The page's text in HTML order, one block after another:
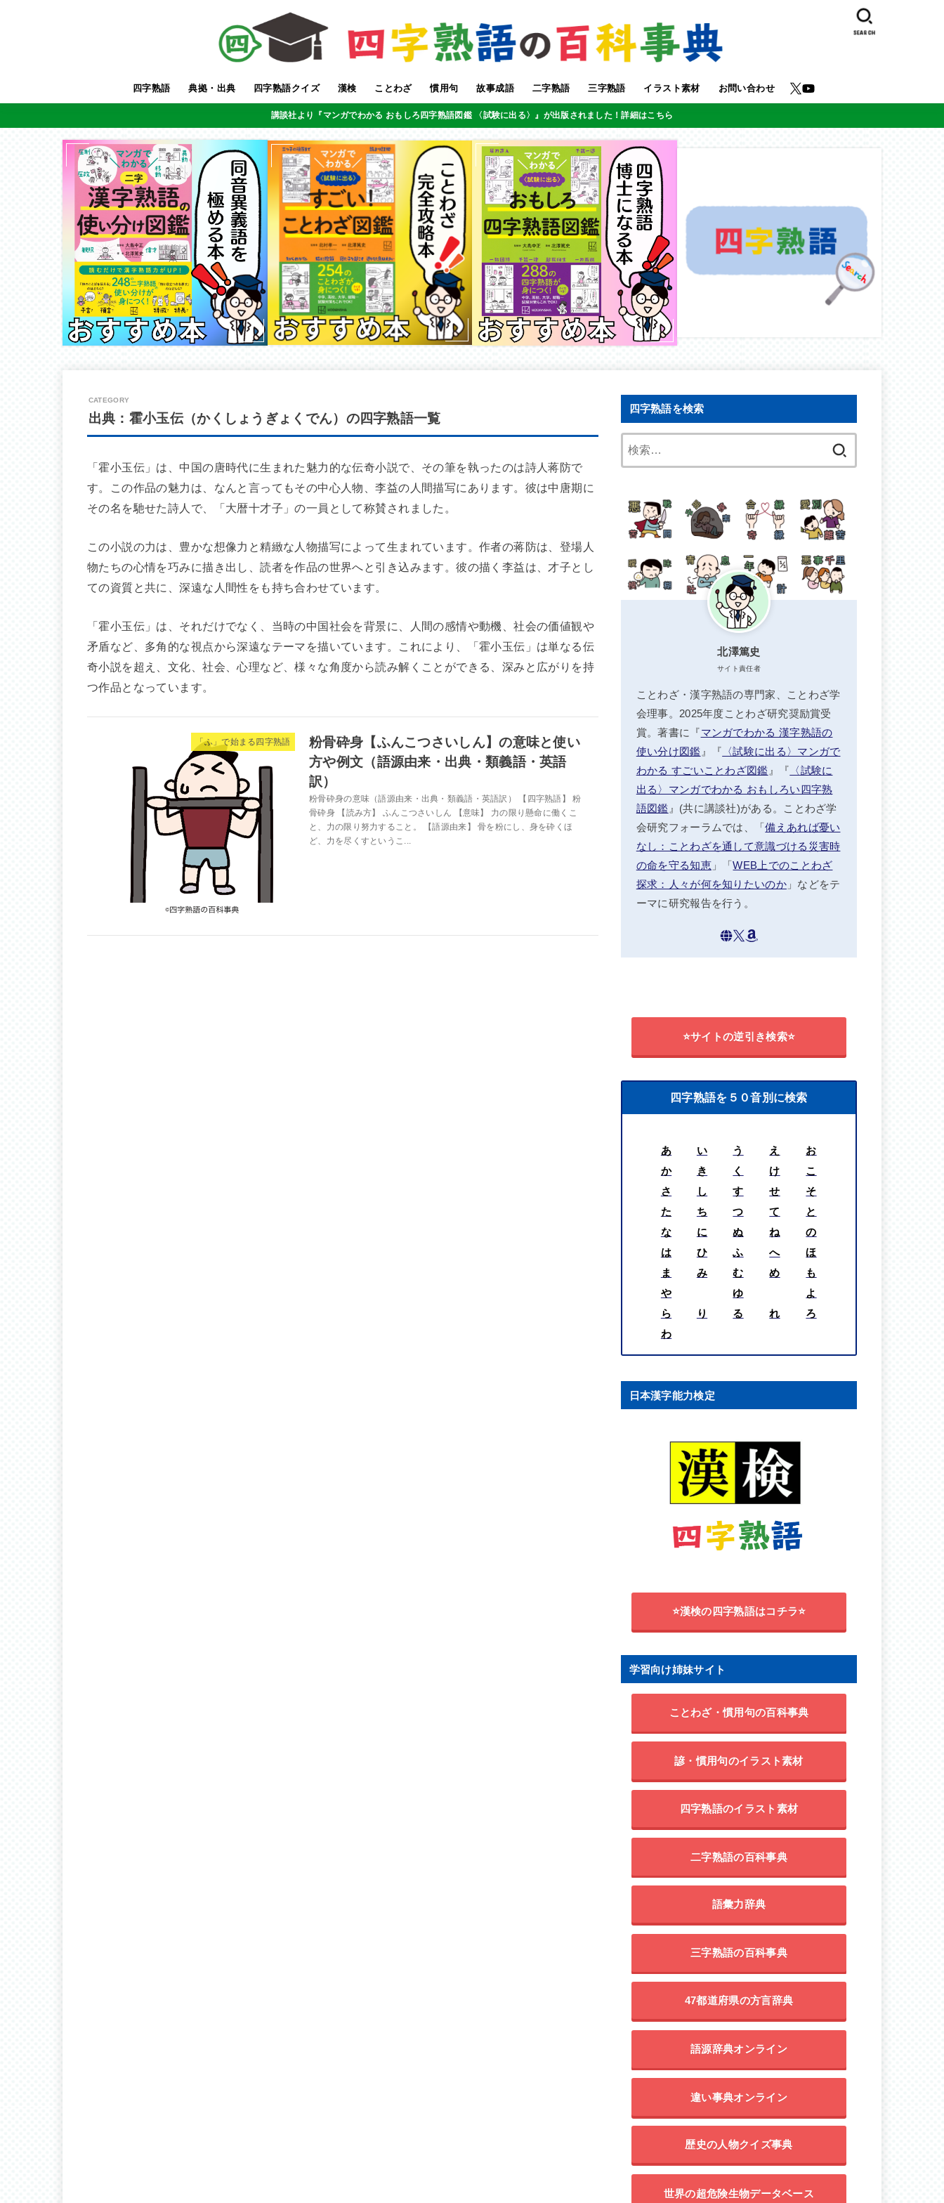
四字熟語 典拠・出典 四字熟語クイズ 漢検 ことわざ 慣用句 故事成語 二字熟語 三字熟語 イラスト素材 お問い合わせ
SEARCH
講談社より『マンガでわかる おもしろ四字熟語図鑑 〈試験に出る〉』が出版されました！詳細はこちら
出典：霍小玉伝（かくしょうぎょくでん）の四字熟語一覧
「霍小玉伝」は、中国の唐時代に生まれた魅力的な伝奇小説で、その筆を執ったのは詩人蒋防で
す。この作品の魅力は、なんと言ってもその中心人物、李益の人間描写にあります。彼は中唐期に
その名を馳せた詩人で、「大暦十才子」の一員として称賛されました。
この小説の力は、豊かな想像力と精緻な人物描写によって生まれています。作者の蒋防は、登場人
物たちの心情を巧みに描き出し、読者を作品の世界へと引き込みます。彼の描く李益は、才子とし
ての資質と共に、深遠な人間性をも持ち合わせています。
「霍小玉伝」は、それだけでなく、当時の中国社会を背景に、人間の感情や動機、社会の価値観や
矛盾など、多角的な視点から深遠なテーマを描いています。これにより、「霍小玉伝」は単なる伝
奇小説を超え、文化、社会、心理など、様々な角度から読み解くことができる、深みと広がりを持
つ作品となっています。
「ふ」で始まる四字熟語
粉骨砕身【ふんこつさいしん】の意味と使い
方や例文（語源由来・出典・類義語・英語
訳）
粉骨砕身の意味（語源由来・出典・類義語・英語訳） 【四字熟語】 粉
骨砕身 【読み方】 ふんこつさいしん 【意味】 力の限り懸命に働くこ
と、力の限り努力すること。 【語源由来】 骨を粉にし、身を砕くほ
ど、力を尽くすというこ...
四字熟語を検索
北澤篤史
サイト責任者
ことわざ・漢字熟語の専門家、ことわざ学
会理事。2025年度ことわざ研究奨励賞受
賞。著書に『マンガでわかる 漢字熟語の
使い分け図鑑 』『 〈試験に出る〉マンガで
わかる すごいことわざ図鑑 』『 〈試験に
出る〉マンガでわかる おもしろい四字熟
語図鑑 』(共に講談社)がある。ことわざ学
会研究フォーラムでは、「備えあれば憂い
なし：ことわざを通して意識づける災害時
の命を守る知恵」「WEB上でのことわざ
探求：人々が何を知りたいのか」などをテ
ーマに研究報告を行う。
⭐サイトの逆引き検索⭐
四字熟語を５０音別に検索
あ い う え
お
か
き く け
こ
さ
し す せ
そ
た
ち つ て
と
な
に ぬ ね
の
は
ひ ふ へ
ほ
ま
み む め
も
や
ゆ
よ
ら
り る れ
ろ
わ
日本漢字能力検定
⭐漢検の四字熟語はコチラ⭐
学習向け姉妹サイト
ことわざ・慣用句の百科事典
諺・慣用句のイラスト素材
四字熟語のイラスト素材
二字熟語の百科事典
語彙力辞典
三字熟語の百科事典
47都道府県の方言辞典
語源辞典オンライン
違い事典オンライン
歴史の人物クイズ事典
世界の超危険生物データベース